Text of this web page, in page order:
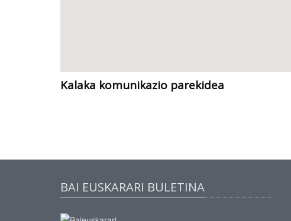
Kalaka komunikazio parekidea
BAI EUSKARARI BULETINA